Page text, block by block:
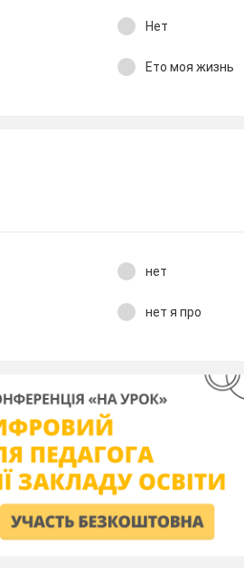
Нет
Ето моя жизнь
нет
нет я про